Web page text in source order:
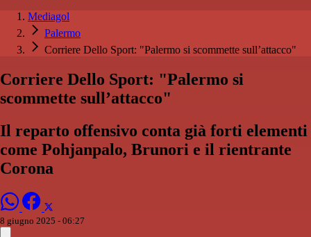
Mediagol
Palermo
Corriere Dello Sport: "Palermo si scommette sull’attacco"
Corriere Dello Sport: "Palermo si
scommette sull’attacco"
Il reparto offensivo conta già forti elementi
come Pohjanpalo, Brunori e il rientrante
Corona
8 giugno 2025 - 06:27